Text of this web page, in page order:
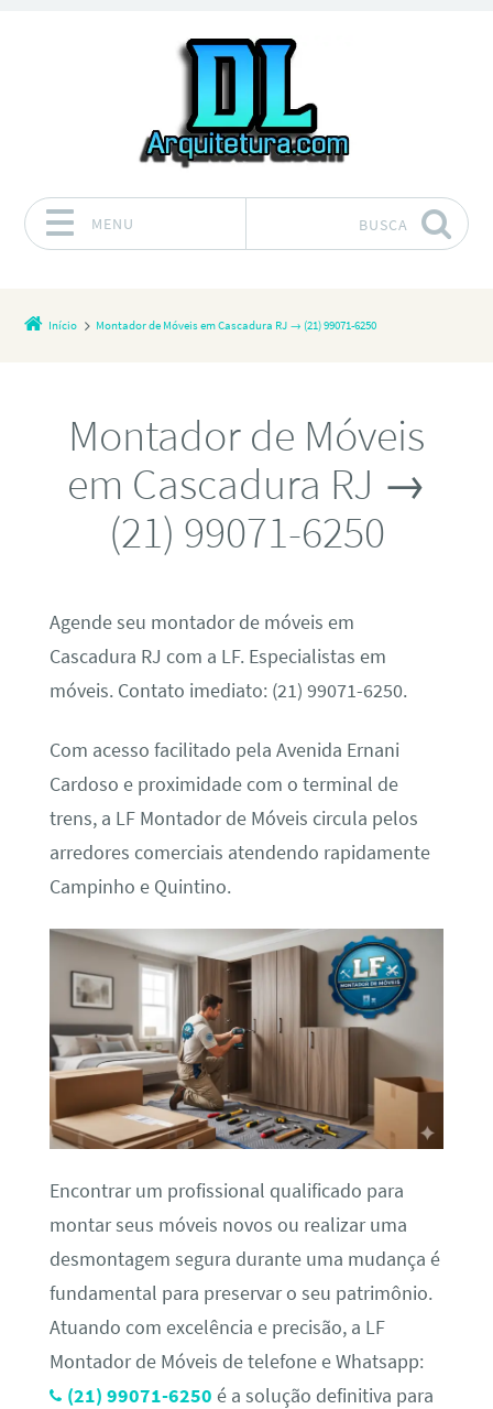
MENU BUSCA
Início Montador de Móveis em Cascadura RJ → (21) 99071-6250
Montador de Móveis
em Cascadura RJ →
(21) 99071-6250
Agende seu montador de móveis em
Cascadura RJ com a LF. Especialistas em
móveis. Contato imediato: (21) 99071-6250.
Com acesso facilitado pela Avenida Ernani
Cardoso e proximidade com o terminal de
trens, a LF Montador de Móveis circula pelos
arredores comerciais atendendo rapidamente
Campinho e Quintino.
Encontrar um profissional qualificado para
montar seus móveis novos ou realizar uma
desmontagem segura durante uma mudança é
fundamental para preservar o seu patrimônio.
Atuando com excelência e precisão, a LF
Montador de Móveis de telefone e Whatsapp:
(21) 99071-6250 é a solução definitiva para